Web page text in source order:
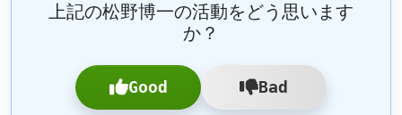
上記の松野博一の活動をどう思います
か？
Good Bad